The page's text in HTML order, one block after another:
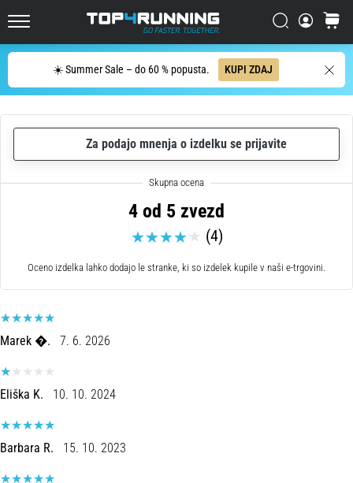
☀️ Summer Sale – do 60 % popusta. KUPI ZDAJ
Iskanje
Iskanje
sam
stavek:
se
splača!
Kakšne
prinaša,
katere
7. 8. 2026
Tek
s
smeri
in
beep
test:
Kaj
sta
Za podajo mnenja o izdelku se prijavite
4 od 5 zvezd
(4)
Oceno izdelka lahko dodajo le stranke, ki so izdelek kupile v naši e-trgovini.
Marek �. 7. 6. 2026
Eliška K. 10. 10. 2024
Barbara R. 15. 10. 2023